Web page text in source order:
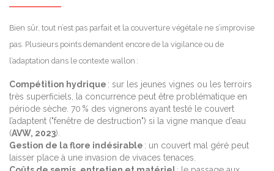
Bien sûr, tout n’est pas parfait et la couverture végétale ne s’improvise
pas. Plusieurs points demandent encore de la vigilance ou de
l’adaptation dans le contexte wallon :
Compétition hydrique : sur les jeunes vignes ou les terroirs
très superficiels, la concurrence peut être problématique en
période sèche. 70 % des vignerons ayant testé le couvert
l’adaptent ("fenêtre de destruction") si la vigne manque d’eau
(AVW, 2023).
Gestion de la flore indésirable : un couvert mal géré peut
laisser place à une invasion de vivaces tenaces.